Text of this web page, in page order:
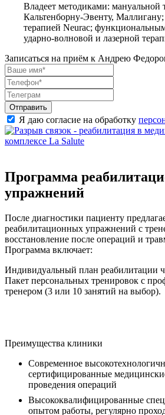
Владеет методиками: мануальной
Кальтенборну-Эвенту,
терапией Neurac;
ударно-волновой и лазерной
Записаться на приём к Андрею
Отправить
Я даю согласие на обработку
Программа
упражнений
После диагностики пациенту
реабилитационных упражнений с
восстановление после операций и
Программа включает:
Индивидуальный план реабилитации
Пакет персональных тренировок с
тренером (3 или 10 занятий на выбор).
Преимущества клиники
Современное
сертифицированные
проведения операций
Высококвалифицированные
опытом работы, регулярно